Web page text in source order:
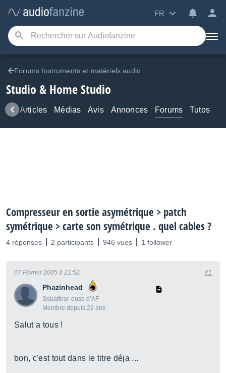
FR
Forums Instruments et matériels audio
Studio & Home Studio
Articles Médias Avis Annonces Forums Tutos
Compresseur en sortie asymétrique > patch
symétrique > carte son symétrique . quel cables ?
4 réponses 2 participants 946 vues 1 follower
Phazinhead
Squatteur·euse d’AF
Membre depuis 22 ans
07 Février 2005 à 21:52 #1
Salut a tous !
bon, c'est tout dans le titre déja ...